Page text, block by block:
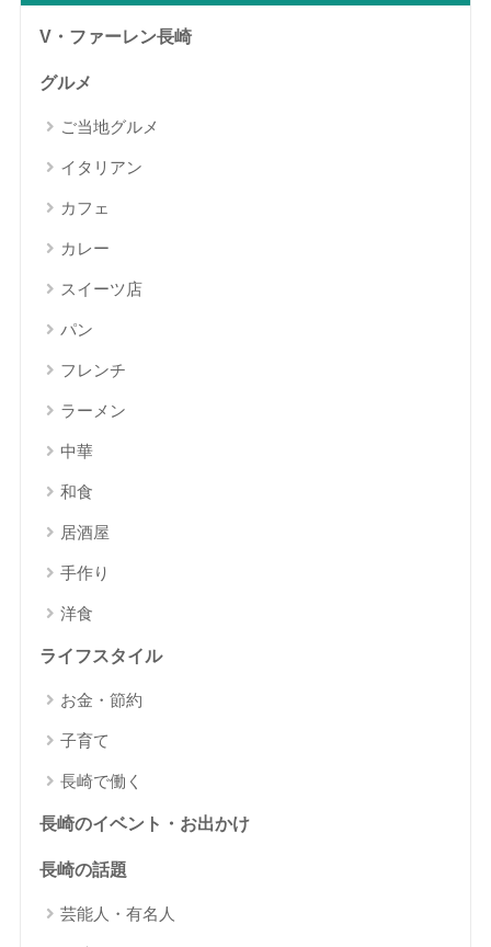
V・ファーレン長崎
グルメ
ご当地グルメ
イタリアン
カフェ
カレー
スイーツ店
パン
フレンチ
ラーメン
中華
和食
居酒屋
手作り
洋食
ライフスタイル
お金・節約
子育て
長崎で働く
長崎のイベント・お出かけ
長崎の話題
芸能人・有名人